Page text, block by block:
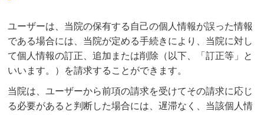
ユーザーは、当院の保有する自己の個人情報が誤った情報
である場合には、当院が定める手続きにより、当院に対し
て個人情報の訂正、追加または削除（以下、「訂正等」と
いいます。）を請求することができます。
当院は、ユーザーから前項の請求を受けてその請求に応じ
る必要があると判断した場合には、遅滞なく、当該個人情